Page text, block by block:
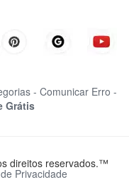
- Comunicar Erro -
Grátis
direitos reservados.™
Privacidade